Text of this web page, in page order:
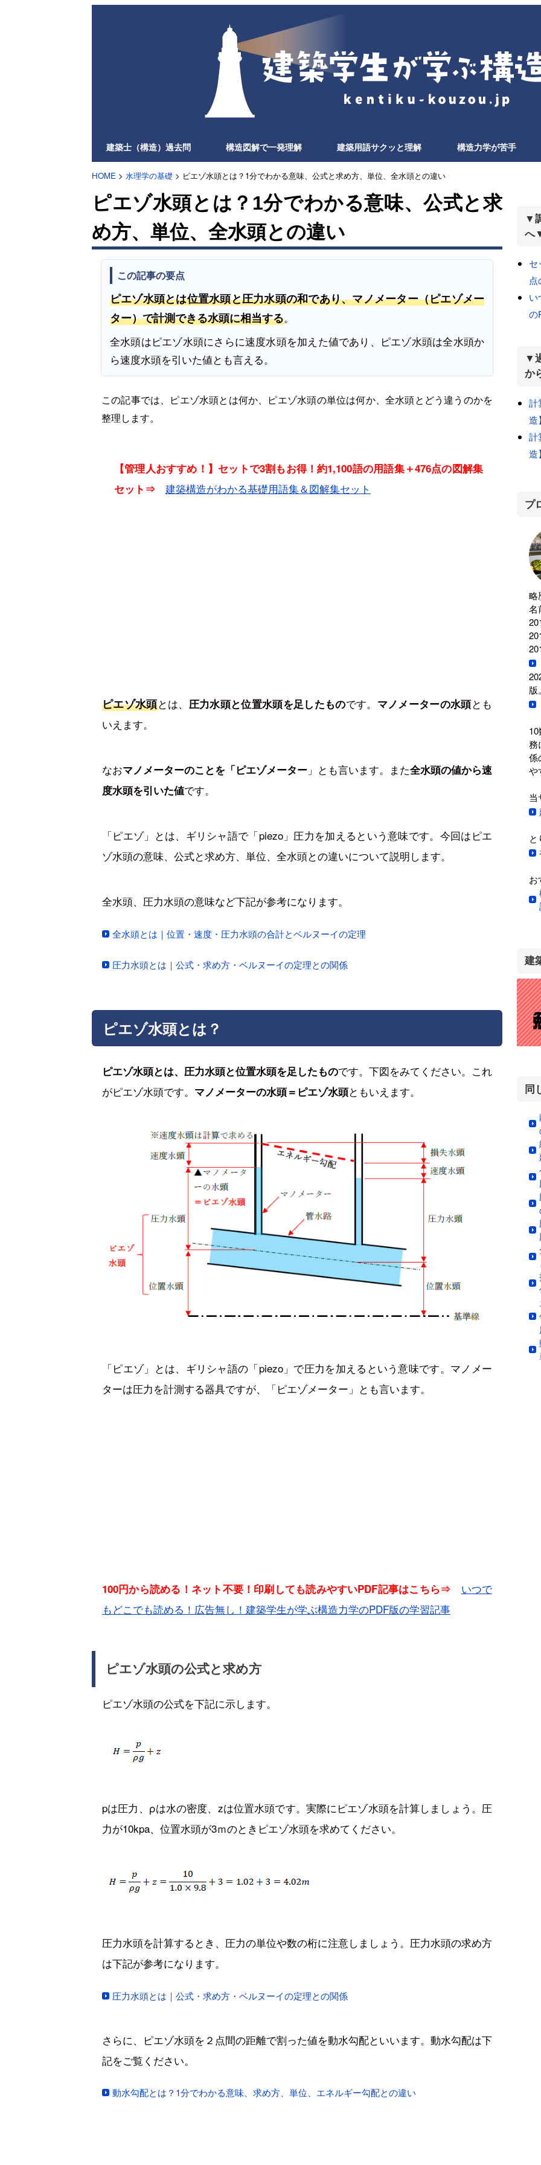
建築士（構造）過去問 構造図解で一発理解 建築用語サクッと理解 構造力学が苦手
HOME > 水理学の基礎 > ピエゾ水頭とは？1分でわかる意味、公式と求め方、単位、全水頭との違い
ピエゾ水頭とは？1分でわかる意味、公式と求
め方、単位、全水頭との違い
この記事の要点
ピエゾ水頭とは位置水頭と圧力水頭の和であり、マノメーター（ピエゾメー
ター）で計測できる水頭に相当する。
全水頭はピエゾ水頭にさらに速度水頭を加えた値であり、ピエゾ水頭は全水頭か
ら速度水頭を引いた値とも言える。
この記事では、 ピエゾ水頭とは何か、ピエゾ水頭の単位は何か、全水頭とどう違うのかを
整理します。
【管理人おすすめ！】セットで3割もお得！約1,100語の用語集＋476点の図解集
セット⇒ 建築構造がわかる基礎用語集＆図解集セット
ピエゾ水頭とは、 圧力水頭と位置水頭を足したものです。 マノメーターの水頭とも
いえます。
なおマノメーターのことを「ピエゾメーター 」とも言います。また全水頭の値から速
度水頭を引いた値です。
「ピエゾ」とは、ギリシャ語で「piezo」圧力を加えるという意味です。今回はピエ
ゾ水頭の意味、公式と求め方、単位、全水頭との違いについて説明します。
全水頭、圧力水頭の意味など下記が参考になります。
全水頭とは｜位置・速度・圧力水頭の合計とベルヌーイの定理
圧力水頭とは｜公式・求め方・ベルヌーイの定理との関係
ピエゾ水頭とは？
ピエゾ水頭とは、圧力水頭と位置水頭を足したものです。下図をみてください。これ
がピエゾ水頭です。 マノメーターの水頭＝ピエゾ水頭ともいえます。
「ピエゾ」とは、ギリシャ語の「piezo」で圧力を加えるという意味です。マノメー
ターは圧力を計測する器具ですが、「ピエゾメーター」とも言います。
100円から読める！ネット不要！印刷しても読みやすいPDF記事はこちら⇒ いつで
もどこでも読める！広告無し！建築学生が学ぶ構造力学のPDF版の学習記事
ピエゾ水頭の公式と求め方
ピエゾ水頭の公式を下記に示します。
pは圧力、ρは水の密度、zは位置水頭です。実際にピエゾ水頭を計算しましょう。圧
力が10kpa、位置水頭が3ｍのときピエゾ水頭を求めてください。
圧力水頭を計算するとき、圧力の単位や数の桁に注意しましょう。圧力水頭の求め方
は下記が参考になります。
圧力水頭とは｜公式・求め方・ベルヌーイの定理との関係
さらに、ピエゾ水頭を２点間の距離で割った値を動水勾配といいます。動水勾配は下
記をご覧ください。
動水勾配とは？1分でわかる意味、求め方、単位、エネルギー勾配との違い
▼
へ
セ
点
い
の
▼
か
計
造
計
造
プ
名
版。
務
係
や
当
お
建
同